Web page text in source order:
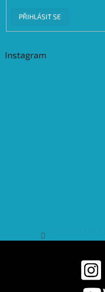
PŘIHLÁSIT SE
Instagram